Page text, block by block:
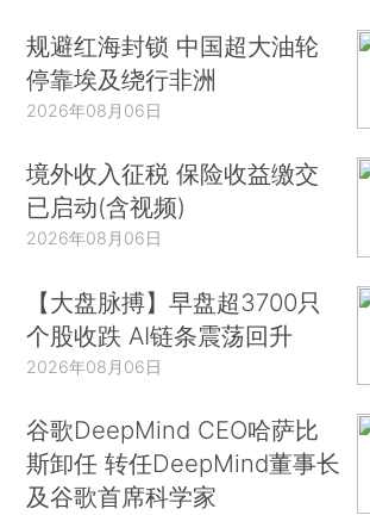
规避红海封锁 中国超大油轮
停靠埃及绕行非洲
2026年08月06日
境外收入征税 保险收益缴交
已启动(含视频)
2026年08月06日
【大盘脉搏】早盘超3700只
个股收跌 AI链条震荡回升
2026年08月06日
谷歌DeepMind CEO哈萨比
斯卸任 转任DeepMind董事长
及谷歌首席科学家